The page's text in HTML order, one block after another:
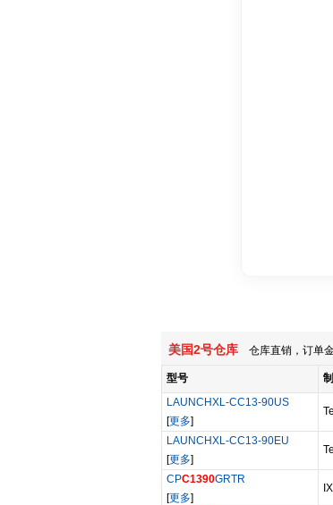
美国2号仓库 仓库直销，订单
型号
LAUNCHXL-CC13-90US
[更多]
LAUNCHXL-CC13-90EU
[更多]
CPC1390GRTR
[更多]